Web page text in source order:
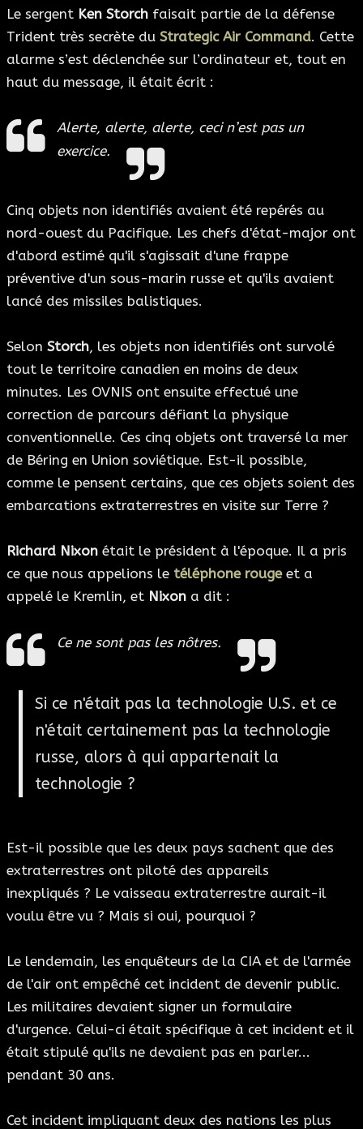
Le sergent Ken Storch faisait partie de la défense
Trident très secrète du Strategic Air Command. Cette
alarme s’est déclenchée sur l’ordinateur et, tout en
haut du message, il était écrit :
Alerte, alerte, alerte, ceci n’est pas un
exercice.
Cinq objets non identifiés avaient été repérés au
nord-ouest du Pacifique. Les chefs d'état-major ont
d'abord estimé qu'il s'agissait d'une frappe
préventive d'un sous-marin russe et qu'ils avaient
lancé des missiles balistiques.
Selon Storch, les objets non identifiés ont survolé
tout le territoire canadien en moins de deux
minutes. Les OVNIS ont ensuite effectué une
correction de parcours défiant la physique
conventionnelle. Ces cinq objets ont traversé la mer
de Béring en Union soviétique. Est-il possible,
comme le pensent certains, que ces objets soient des
embarcations extraterrestres en visite sur Terre ?
Richard Nixon était le président à l'époque. Il a pris
ce que nous appelions le téléphone rougeet a
appelé le Kremlin, et Nixon a dit :
Ce ne sont pas les nôtres.
Si ce n'était pas la technologie U.S. et ce
n'était certainement pas la technologie
russe, alors à qui appartenait la
technologie ?
Est-il possible que les deux pays sachent que des
extraterrestres ont piloté des appareils
inexpliqués ? Le vaisseau extraterrestre aurait-il
voulu être vu ? Mais si oui, pourquoi ?
Le lendemain, les enquêteurs de la CIA et de l'armée
de l'air ont empêché cet incident de devenir public.
Les militaires devaient signer un formulaire
d'urgence. Celui-ci était spécifique à cet incident et il
était stipulé qu'ils ne devaient pas en parler...
pendant 30 ans.
Cet incident impliquant deux des nations les plus